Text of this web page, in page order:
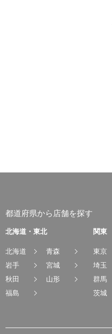
都道府県から店舗を探す
北海道・東北
北海道
青森
岩手
宮城
秋田
山形
福島
関東
東京
埼玉
群馬
茨城